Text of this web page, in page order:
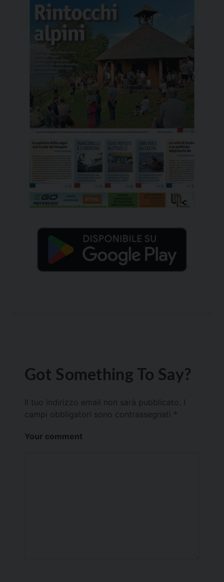
Got Something To Say?
Il tuo indirizzo email non sarà pubblicato.
campi obbligatori sono contrassegnati *
Your comment